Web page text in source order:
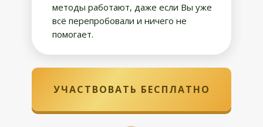
методы работают, даже если Вы уже
всё перепробовали и ничего не
помогает.
УЧАСТВОВАТЬ БЕСПЛАТНО